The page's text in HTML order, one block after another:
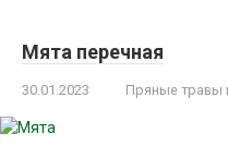
Мята перечная
30.01.2023 Пряные травы